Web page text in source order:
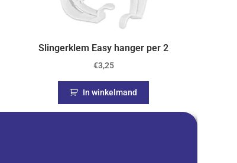
Slingerklem Easy hanger per 2
€3,25
In winkelmand